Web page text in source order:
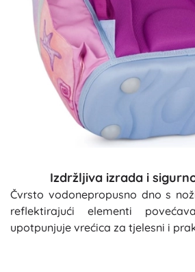
Izdržljiva izrada i
Čvrsto vodonepropusno dno s
reflektirajući elementi
upotpunjuje vrećica za tjelesni i